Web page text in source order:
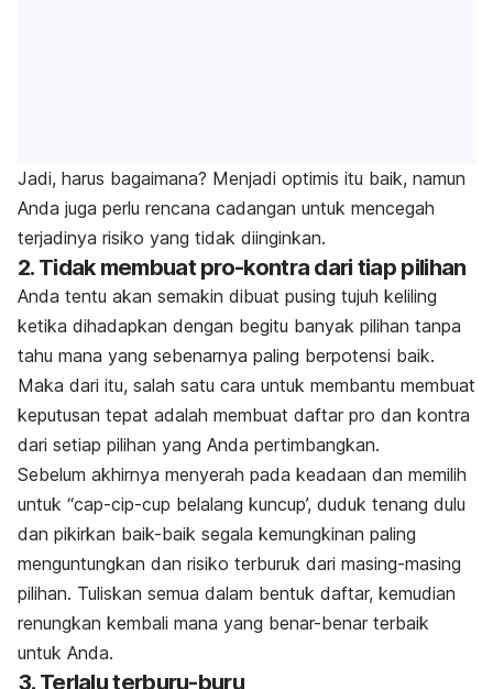
Jadi, harus bagaimana? Menjadi optimis itu baik, namun
Anda juga perlu rencana cadangan untuk mencegah
terjadinya risiko yang tidak diinginkan.
2. Tidak membuat pro-kontra dari tiap pilihan
Anda tentu akan semakin dibuat pusing tujuh keliling
ketika dihadapkan dengan begitu banyak pilihan tanpa
tahu mana yang sebenarnya paling berpotensi baik.
Maka dari itu, salah satu cara untuk membantu membuat
keputusan tepat adalah membuat daftar pro dan kontra
dari setiap pilihan yang Anda pertimbangkan.
Sebelum akhirnya menyerah pada keadaan dan memilih
untuk “cap-cip-cup belalang kuncup’, duduk tenang dulu
dan pikirkan baik-baik segala kemungkinan paling
menguntungkan dan risiko terburuk dari masing-masing
pilihan. Tuliskan semua dalam bentuk daftar, kemudian
renungkan kembali mana yang benar-benar terbaik
untuk Anda.
3. Terlalu terburu-buru